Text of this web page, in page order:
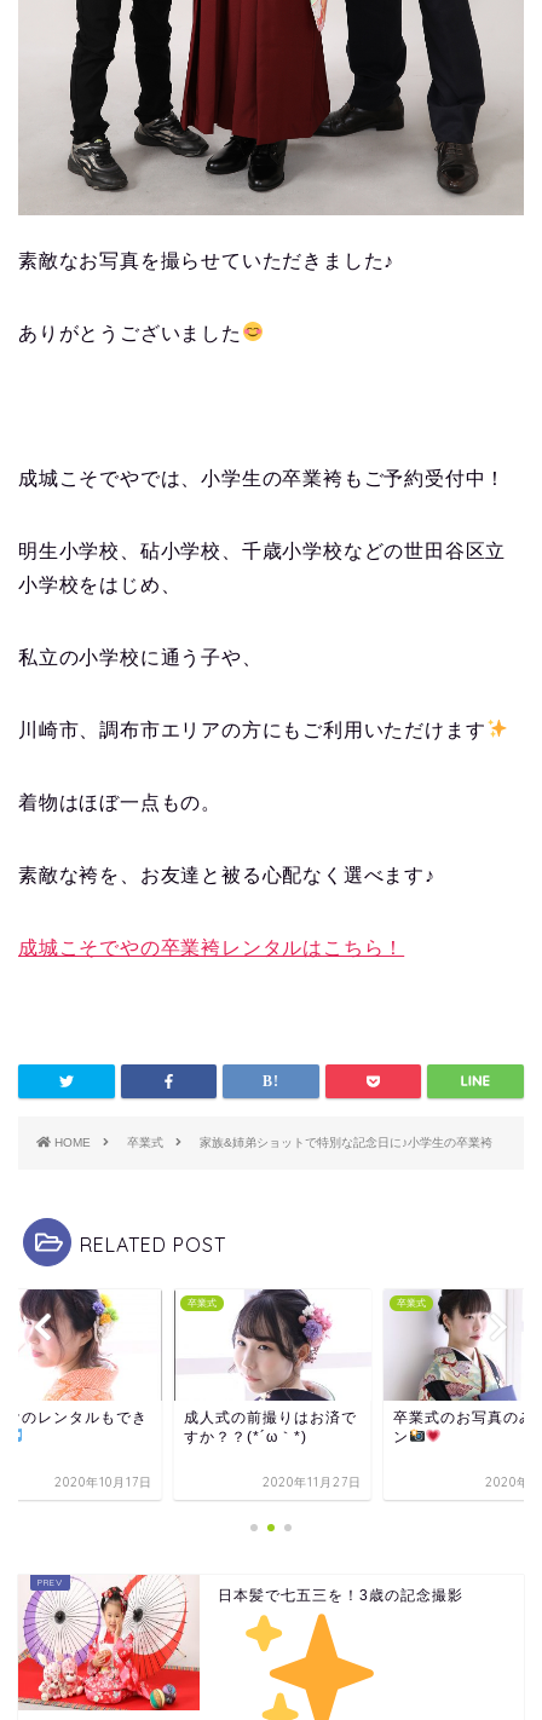
素敵なお写真を撮らせていただきました♪
ありがとうございました
成城こそでやでは、小学生の卒業袴もご予約受付中！
明生小学校、砧小学校、千歳小学校などの世田谷区立
小学校をはじめ、
私立の小学校に通う子や、
川崎市、調布市エリアの方にもご利用いただけます
着物はほぼ一点もの。
素敵な袴を、お友達と被る心配なく選べます♪
成城こそでやの卒業袴レンタルはこちら！
HOME 卒業式 家族&姉弟ショットで特別な記念日に♪小学生の卒業袴
RELATED POST
けのレンタルもでき
2020年10月17日
卒業式
成人式の前撮りはお済で
すか？？(*´ω｀*)
2020年11月27日
卒業式
卒業式のお写真のみ
ン
2020年3
日本髪で七五三を！3歳の記念撮影